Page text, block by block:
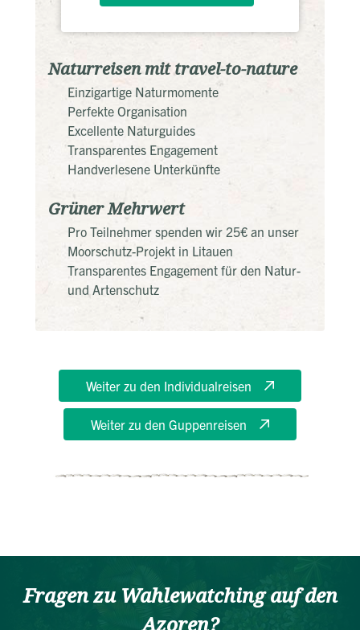
Naturreisen mit travel-to-nature
Einzigartige Naturmomente
Perfekte Organisation
Excellente Naturguides
Transparentes Engagement
Handverlesene Unterkünfte
Grüner Mehrwert
Pro Teilnehmer spenden wir 25€ an unser
Moorschutz-Projekt in Litauen
Transparentes Engagement für den Natur-
und Artenschutz
Weiter zu den Individualreisen
Weiter zu den Guppenreisen
Fragen zu Wahlewatching auf den